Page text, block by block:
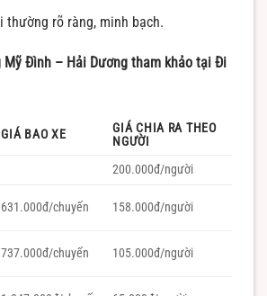
thường rõ ràng, minh bạch.
Mỹ Đình – Hải Dương tham khảo tại Đi
GIÁ BAO XE
GIÁ CHIA RA THEO
NGƯỜI
200.000đ/người
631.000đ/chuyến 158.000đ/người
737.000đ/chuyến 105.000đ/người